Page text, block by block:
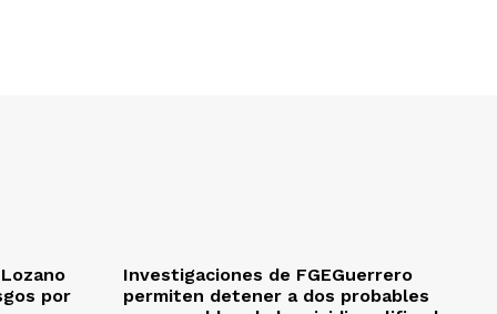
por
Investigaciones de FGEGuerrero
permiten detener a dos probables